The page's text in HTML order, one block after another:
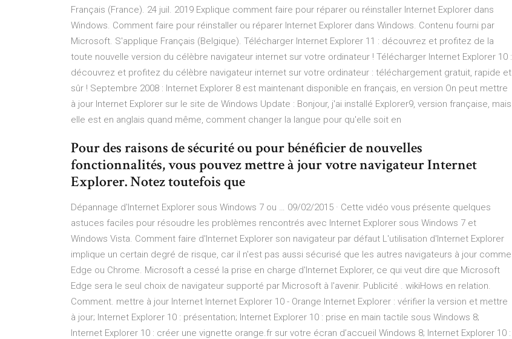
Français (France). 24 juil. 2019 Explique comment faire pour réparer ou réinstaller Internet Explorer dans
Windows. Comment faire pour réinstaller ou réparer Internet Explorer dans Windows. Contenu fourni par
Microsoft. S'applique Français (Belgique). Télécharger Internet Explorer 11 : découvrez et profitez de la
toute nouvelle version du célèbre navigateur internet sur votre ordinateur ! Télécharger Internet Explorer 10 :
découvrez et profitez du célèbre navigateur internet sur votre ordinateur : téléchargement gratuit, rapide et
sûr ! Septembre 2008 : Internet Explorer 8 est maintenant disponible en français, en version On peut mettre
à jour Internet Explorer sur le site de Windows Update : Bonjour, j'ai installé Explorer9, version française, mais
elle est en anglais quand même, comment changer la langue pour qu'elle soit en
Pour des raisons de sécurité ou pour bénéficier de nouvelles
fonctionnalités, vous pouvez mettre à jour votre navigateur Internet
Explorer. Notez toutefois que
Dépannage d'Internet Explorer sous Windows 7 ou … 09/02/2015 · Cette vidéo vous présente quelques
astuces faciles pour résoudre les problèmes rencontrés avec Internet Explorer sous Windows 7 et
Windows Vista. Comment faire d'Internet Explorer son navigateur par défaut L'utilisation d'Internet Explorer
implique un certain degré de risque, car il n'est pas aussi sécurisé que les autres navigateurs à jour comme
Edge ou Chrome. Microsoft a cessé la prise en charge d'Internet Explorer, ce qui veut dire que Microsoft
Edge sera le seul choix de navigateur supporté par Microsoft à l'avenir. Publicité . wikiHows en relation.
Comment. mettre à jour Internet Internet Explorer 10 - Orange Internet Explorer : vérifier la version et mettre
à jour; Internet Explorer 10 : présentation; Internet Explorer 10 : prise en main tactile sous Windows 8;
Internet Explorer 10 : créer une vignette orange.fr sur votre écran d’accueil Windows 8; Internet Explorer 10 :